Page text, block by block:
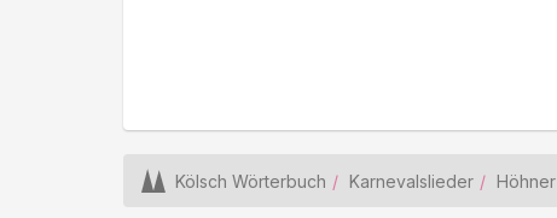
Kölsch Wörterbuch Karnevalslieder Höhner